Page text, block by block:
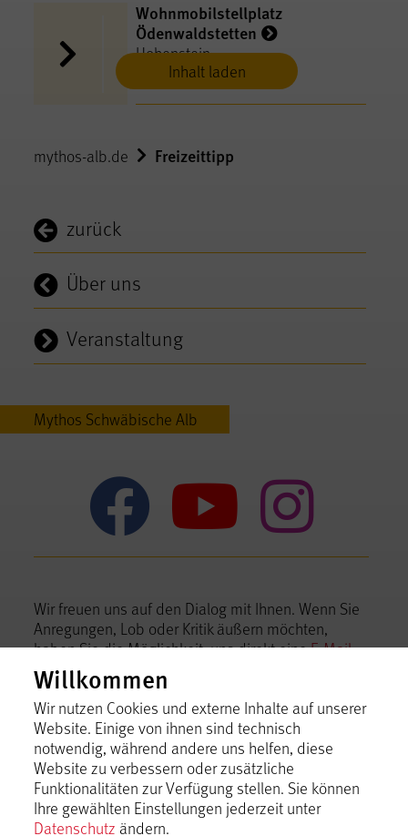
Inhalt laden
Wohnmobilstellplatz
Ödenwaldstetten
Hohenstein
mythos-alb.de Freizeittipp
zurück
Über uns
Veranstaltung
Mythos Schwäbische Alb
Mythos
Wir freuen uns auf den Dialog mit Ihnen. Wenn Sie
Anregungen, Lob oder Kritik äußern möchten,
haben Sie die Möglichkeit, uns direkt eineE-Mail
zu schreiben.
Tourismusgemeinschaft Mythos Schwäbische
Alb im Landkreis Reutlingen e.V.
Bismarckstraße 21, 72574 Bad Urach
Telefon +49 7125 15060-0,info@mythos-alb.de
Willkommen
Wir nutzen Cookies und externe Inhalte auf unserer
Website. Einige von ihnen sind technisch
notwendig, während andere uns helfen, diese
Website zu verbessern oder zusätzliche
Funktionalitäten zur Verfügung stellen. Sie können
Ihre gewählten Einstellungen jederzeit unter
Datenschutz ändern.